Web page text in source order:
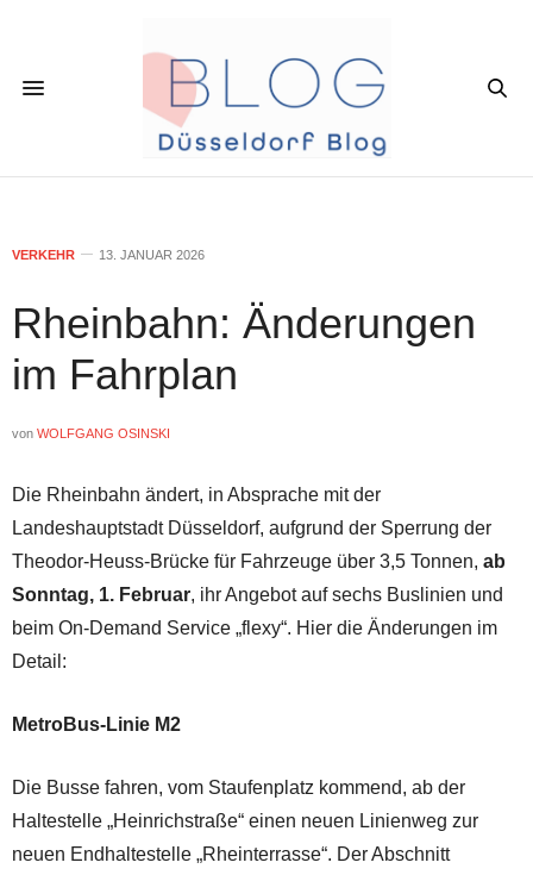
VERKEHR 13. JANUAR 2026
Rheinbahn: Änderungen
im Fahrplan
von WOLFGANG OSINSKI
Die Rheinbahn ändert, in Absprache mit der
Landeshauptstadt Düsseldorf, aufgrund der Sperrung der
Theodor-Heuss-Brücke für Fahrzeuge über 3,5 Tonnen, ab
Sonntag, 1. Februar, ihr Angebot auf sechs Buslinien und
beim On-Demand Service „flexy“. Hier die Änderungen im
Detail:
MetroBus-Linie M2
Die Busse fahren, vom Staufenplatz kommend, ab der
Haltestelle „Heinrichstraße“ einen neuen Linienweg zur
neuen Endhaltestelle „Rheinterrasse“. Der Abschnitt